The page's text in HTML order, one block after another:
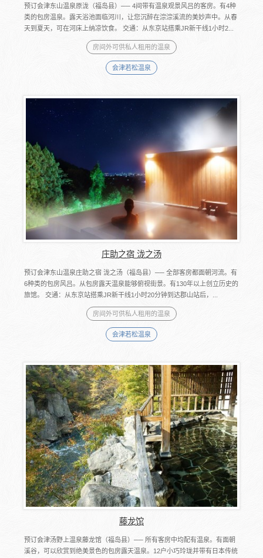
预订会津东山温泉原泷（福岛县）── 4间带有温泉观景风吕的客房。有4种
类的包房温泉。露天浴池面临河川，让您沉醉在淙淙溪流的美妙声中。从春
天到夏天，可在河床上纳凉饮食。 交通：从东京站搭乘JR新干线1小时2...
房间外可供私人租用的温泉
会津若松温泉
庄助之宿 泷之汤
预订会津东山温泉庄助之宿 泷之汤（福岛县）── 全部客房都面朝河流。有
6种类的包房风吕。从包房露天温泉能够俯视街景。有130年以上创立历史的
旅馆。 交通：从东京站搭乘JR新干线1小时20分钟到达郡山站后，...
房间外可供私人租用的温泉
会津若松温泉
藤龙馆
预订会津汤野上温泉藤龙馆（福岛县）── 所有客房中均配有温泉。有面朝
溪谷，可以欣赏到绝美景色的包房露天温泉。12户小巧玲珑并带有日本传统